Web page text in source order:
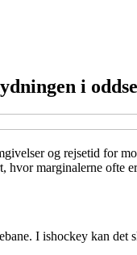
i
og rejsetid for
hvor marginalerne ofte
I ishockey kan det